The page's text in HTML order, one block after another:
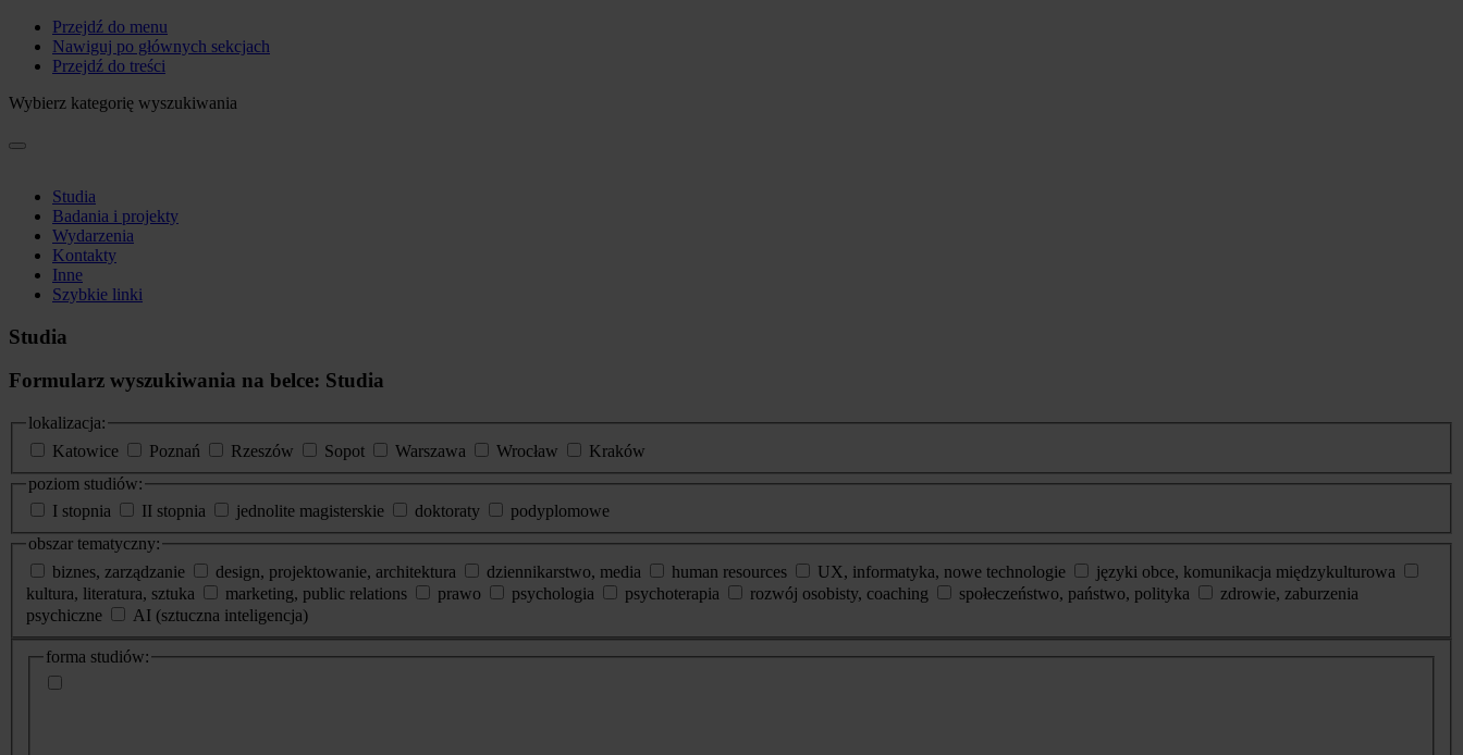
Przejdź do menu
Nawiguj po głównych sekcjach
Przejdź do treści
Wybierz kategorię wyszukiwania
Studia
Badania i projekty
Wydarzenia
Kontakty
Inne
Szybkie linki
Studia
Formularz wyszukiwania na belce: Studia
lokalizacja:
Katowice
Poznań Rzeszów Sopot Warszawa Wrocław
Kraków
poziom studiów:
I stopnia
II stopnia jednolite magisterskie doktoraty
podyplomowe
obszar tematyczny:
biznes, zarządzanie
design, projektowanie, architektura dziennikarstwo, media human resources UX, informatyka, nowe technologie
języki obce, komunikacja międzykulturowa
kultura, literatura, sztuka
marketing, public relations prawo psychologia psychoterapia rozwój osobisty, coaching społeczeństwo, państwo, polityka
zdrowie, zaburzenia
psychiczne
AI (sztuczna inteligencja)
dodatkowe
informacje
forma studiów: